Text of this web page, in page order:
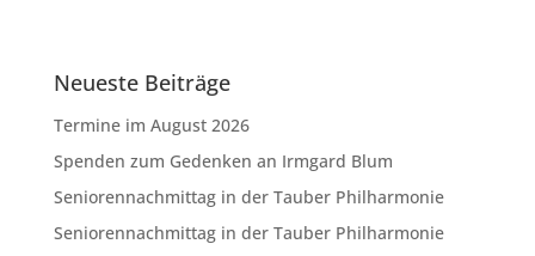
Neueste Beiträge
Termine im August 2026
Spenden zum Gedenken an Irmgard Blum
Seniorennachmittag in der Tauber Philharmonie
Seniorennachmittag in der Tauber Philharmonie